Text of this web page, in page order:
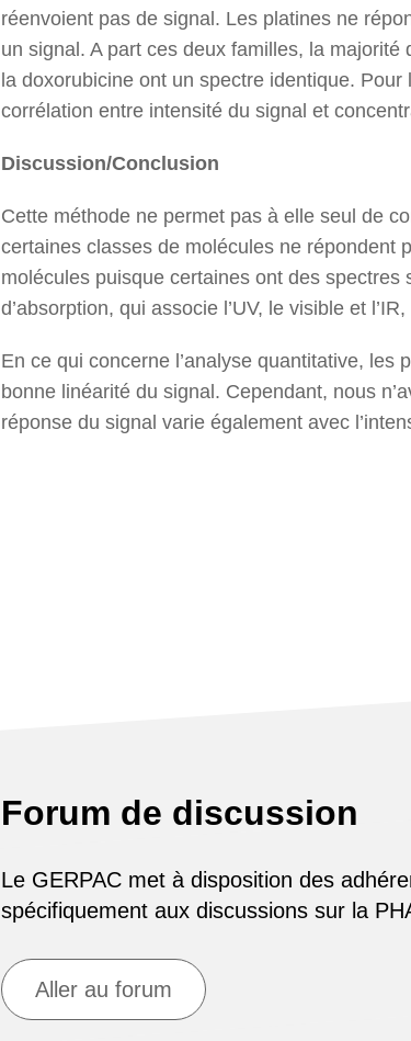
réenvoient pas de signal. Les platines ne
un signal. A part ces deux familles, la
la doxorubicine ont un spectre identique.
corrélation entre intensité du signal et
Discussion/Conclusion
Cette méthode ne permet pas à elle seul de
certaines classes de molécules ne répondent
molécules puisque certaines ont des
d’absorption, qui associe l’UV, le visible et
En ce qui concerne l’analyse quantitative,
bonne linéarité du signal. Cependant, nous
réponse du signal varie également avec
Forum de discussion
Le GERPAC met à disposition des
spécifiquement aux discussions sur la
Aller au forum